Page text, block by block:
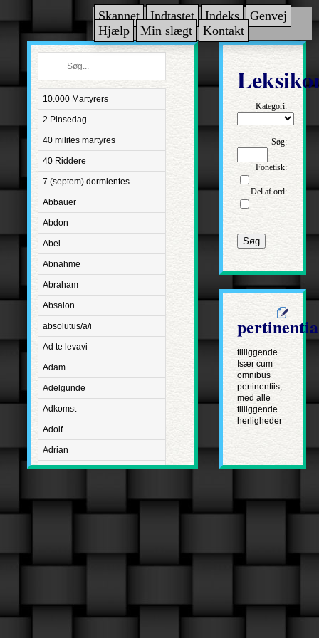
Skannet Indtastet Indeks
Genvej
Hjælp
Min slægt Kontakt
10.000 Martyrers
2 Pinsedag
40 milites martyres
40 Riddere
7 (septem) dormientes
Abbauer
Abdon
Abel
Abnahme
Abraham
Absalon
absolutus/a/i
Ad te levavi
Adam
Adelgunde
Adkomst
Adolf
Adrian
Advent
Aetatis suae
Agapetus
Kategori:
Søg:
Fonetisk:
Del af ord:
Søg
pertinentia
tilliggende.
Især cum
omnibus
pertinentiis,
med alle
tilliggende
herligheder